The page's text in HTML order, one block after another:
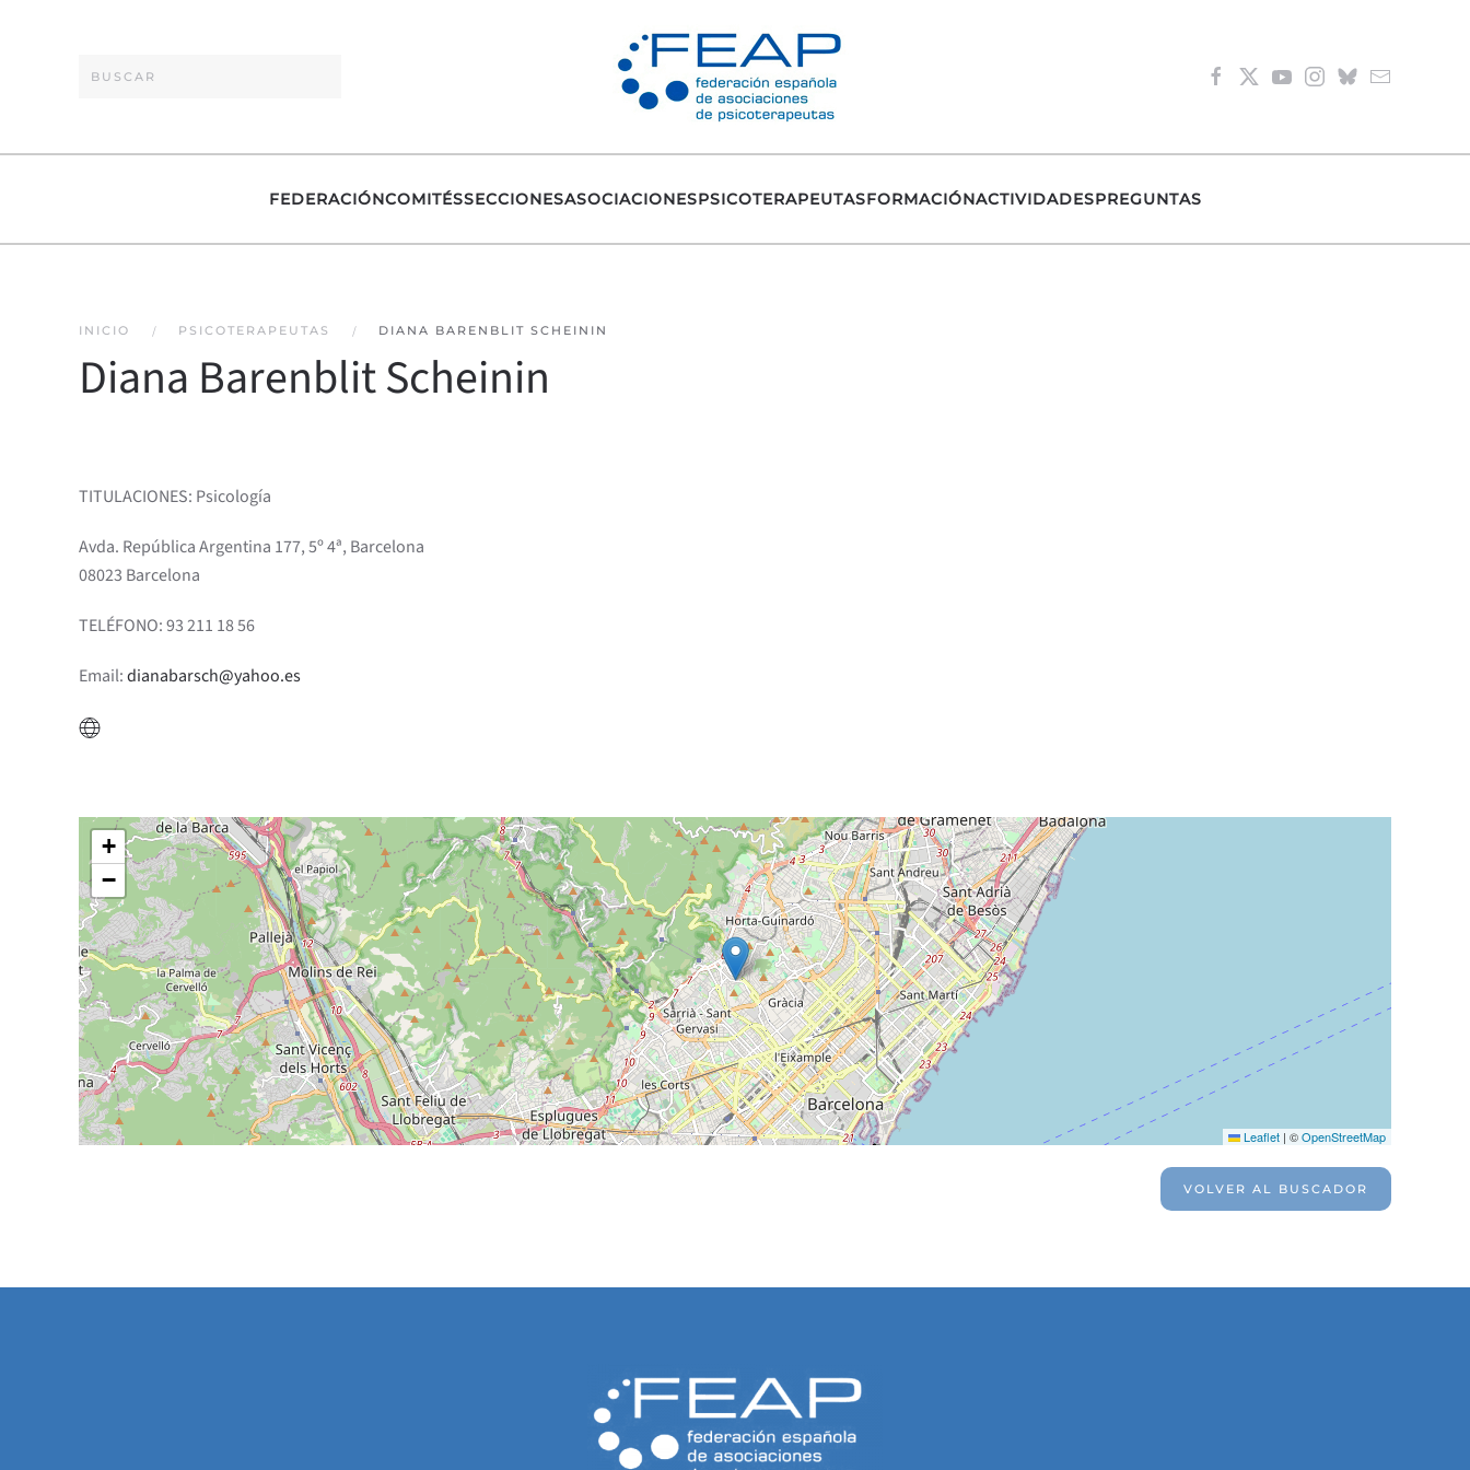
FEDERACIÓNCOMITÉSSECCIONESASOCIACIONESPSICOTERAPEUTASFORMACIÓNACTIVIDADESPREGUNTAS
INICIO PSICOTERAPEUTAS DIANA BARENBLIT SCHEININ
Diana Barenblit Scheinin
TITULACIONES: Psicología
Avda. República Argentina 177, 5º 4ª, Barcelona
08023 Barcelona
TELÉFONO: 93 211 18 56
Email:dianabarsch@yahoo.es
+
−
Leaflet | ©OpenStreetMap
VOLVER AL BUSCADOR